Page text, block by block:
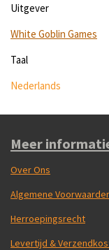
Uitgever
White Goblin Games
Taal
Nederlands
Meer
Over Ons
Algemene
Herroepingsrecht
Levertijd &